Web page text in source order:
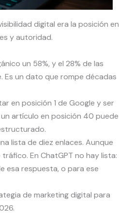
digital era la posición en
y autoridad.
un 58%, y el 28% de las
Es un dato que rompe décadas
en posición 1 de Google y ser
artículo en posición 40 puede
lista de diez enlaces. Aunque
En ChatGPT no hay lista:
esa respuesta, o para ese
de marketing digital para